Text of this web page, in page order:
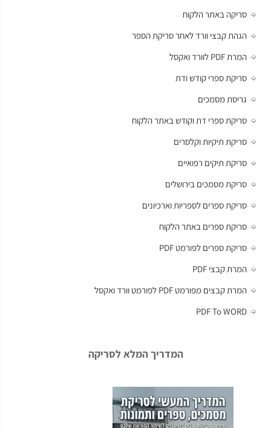
סריקה באתר הלקוח
הגהת קבצי וורד לאחר סריקת הספר
המרת PDF לוורד ואקסל
סריקת ספרי קודש ודת
גריסת מסמכים
סריקת ספרי דת וקודש באתר הלקוח
סריקת תיקיות וקלסרים
סריקת תיקים רפואיים
סריקת מסמכים בירושלים
סריקת ספרים לספריות וארכיונים
סריקת ספרים באתר הלקוח
סריקת ספרים לפורמט PDF
המרת קבצי PDF
המרת קבצים מפורמט PDF לפורמט וורד ואקסל
PDF To WORD
המדריך המלא לסריקה